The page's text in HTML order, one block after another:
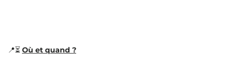
📍⏳ Où et quand ?